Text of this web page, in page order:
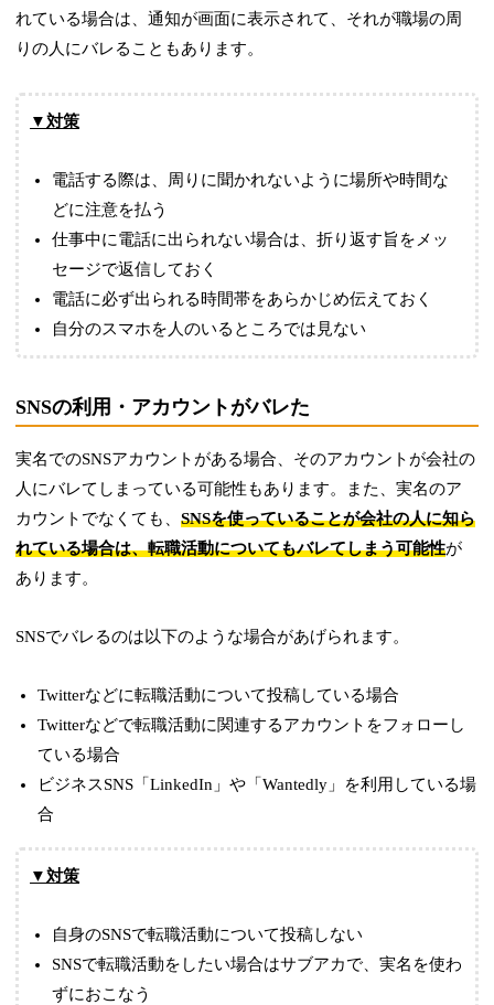
れている場合は、通知が画面に表示されて、それが職場の周
りの人にバレることもあります。
▼対策
電話する際は、周りに聞かれないように場所や時間な
どに注意を払う
仕事中に電話に出られない場合は、折り返す旨をメッ
セージで返信しておく
電話に必ず出られる時間帯をあらかじめ伝えておく
自分のスマホを人のいるところでは見ない
SNSの利用・アカウントがバレた
実名でのSNSアカウントがある場合、そのアカウントが会社の
人にバレてしまっている可能性もあります。また、実名のア
カウントでなくても、SNSを使っていることが会社の人に知ら
れている場合は、転職活動についてもバレてしまう可能性が
あります。
SNSでバレるのは以下のような場合があげられます。
Twitterなどに転職活動について投稿している場合
Twitterなどで転職活動に関連するアカウントをフォローし
ている場合
ビジネスSNS「LinkedIn」や「Wantedly」を利用している場
合
▼対策
自身のSNSで転職活動について投稿しない
SNSで転職活動をしたい場合はサブアカで、実名を使わ
ずにおこなう